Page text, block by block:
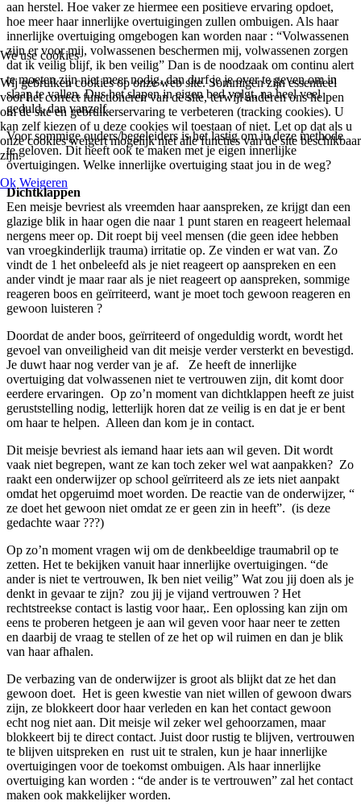
aan herstel. Hoe vaker ze hiermee een positieve ervaring opdoet,
hoe meer haar innerlijke overtuigingen zullen ombuigen. Als haar
innerlijke overtuiging omgebogen kan worden naar : “Volwassenen
zijn er voor mij, volwassenen beschermen mij, volwassenen zorgen
dat ik veilig blijf, ik ben veilig” Dan is de noodzaak om continu alert
te moeten zijn niet meer nodig, dan durf je je over te geven om in
slaap te vallen. Dus het slapen in eigen bed volgt, na heel veel
geduld, dan vanzelf.
Voor sommige ouders/begeleiders is het lastig om in deze methode
te geloven. Dit heeft ook te maken met je eigen innerlijke
overtuigingen. Welke innerlijke overtuiging staat jou in de weg?
Dichtklappen
Een meisje bevriest als vreemden haar aanspreken, ze krijgt dan een
glazige blik in haar ogen die naar 1 punt staren en reageert helemaal
nergens meer op. Dit roept bij veel mensen (die geen idee hebben
van vroegkinderlijk trauma) irritatie op. Ze vinden er wat van. Zo
vindt de 1 het onbeleefd als je niet reageert op aanspreken en een
ander vindt je maar raar als je niet reageert op aanspreken, sommige
reageren boos en geïrriteerd, want je moet toch gewoon reageren en
gewoon luisteren ?
Doordat de ander boos, geïrriteerd of ongeduldig wordt, wordt het
gevoel van onveiligheid van dit meisje verder versterkt en bevestigd.
Je duwt haar nog verder van je af. Ze heeft de innerlijke
overtuiging dat volwassenen niet te vertrouwen zijn, dit komt door
eerdere ervaringen. Op zo’n moment van dichtklappen heeft ze juist
geruststelling nodig, letterlijk horen dat ze veilig is en dat je er bent
om haar te helpen. Alleen dan kom je in contact.
Dit meisje bevriest als iemand haar iets aan wil geven. Dit wordt
vaak niet begrepen, want ze kan toch zeker wel wat aanpakken? Zo
raakt een onderwijzer op school geïrriteerd als ze iets niet aanpakt
omdat het opgeruimd moet worden. De reactie van de onderwijzer, “
ze doet het gewoon niet omdat ze er geen zin in heeft”. (is deze
gedachte waar ???)
Op zo’n moment vragen wij om de denkbeeldige traumabril op te
zetten. Het te bekijken vanuit haar innerlijke overtuigingen. “de
ander is niet te vertrouwen, Ik ben niet veilig” Wat zou jij doen als je
denkt in gevaar te zijn? zou jij je vijand vertrouwen ? Het
rechtstreekse contact is lastig voor haar,. Een oplossing kan zijn om
eens te proberen hetgeen je aan wil geven voor haar neer te zetten
en daarbij de vraag te stellen of ze het op wil ruimen en dan je blik
van haar afhalen.
De verbazing van de onderwijzer is groot als blijkt dat ze het dan
gewoon doet. Het is geen kwestie van niet willen of gewoon dwars
zijn, ze blokkeert door haar verleden en kan het contact gewoon
echt nog niet aan. Dit meisje wil zeker wel gehoorzamen, maar
blokkeert bij te direct contact. Juist door rustig te blijven, vertrouwen
te blijven uitspreken en rust uit te stralen, kun je haar innerlijke
overtuigingen voor de toekomst ombuigen. Als haar innerlijke
overtuiging kan worden : “de ander is te vertrouwen” zal het contact
maken ook makkelijker worden.
We use cookies
Wij gebruiken cookies op onze web site. Sommigen zijn essentieel
voor het correct functioneren van de site, terwijl anderen ons helpen
om de site en gebruikerservaring te verbeteren (tracking cookies). U
kan zelf kiezen of u deze cookies wil toestaan of niet. Let op dat als u
onze cookies weigert mogelijk niet alle functies van de site beschikbaar
zijn.
Ok Weigeren